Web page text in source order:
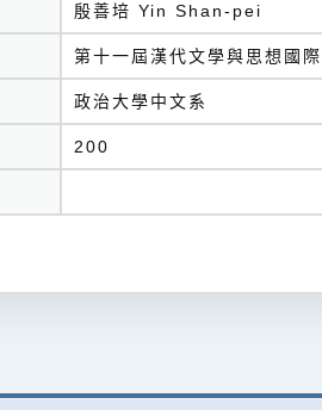
殷善培 Yin Shan-pei
第十一屆漢代文學與思想國
政治大學中文系
200